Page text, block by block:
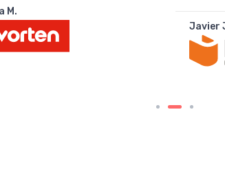
M.
Javier